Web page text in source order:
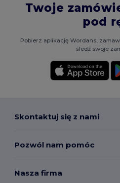
Twoje
pod
Pobierz aplikację Wordans,
śledź swoje
Skontaktuj się z nami
Pozwól nam pomóc
Nasza firma